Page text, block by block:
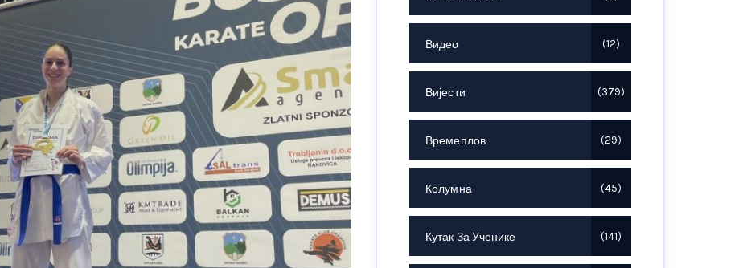
Видео 12
Вијести 379
Времеплов 29
Колумна 45
Кутак За Ученике 141